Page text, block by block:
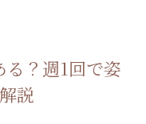
る？週1回で姿
説